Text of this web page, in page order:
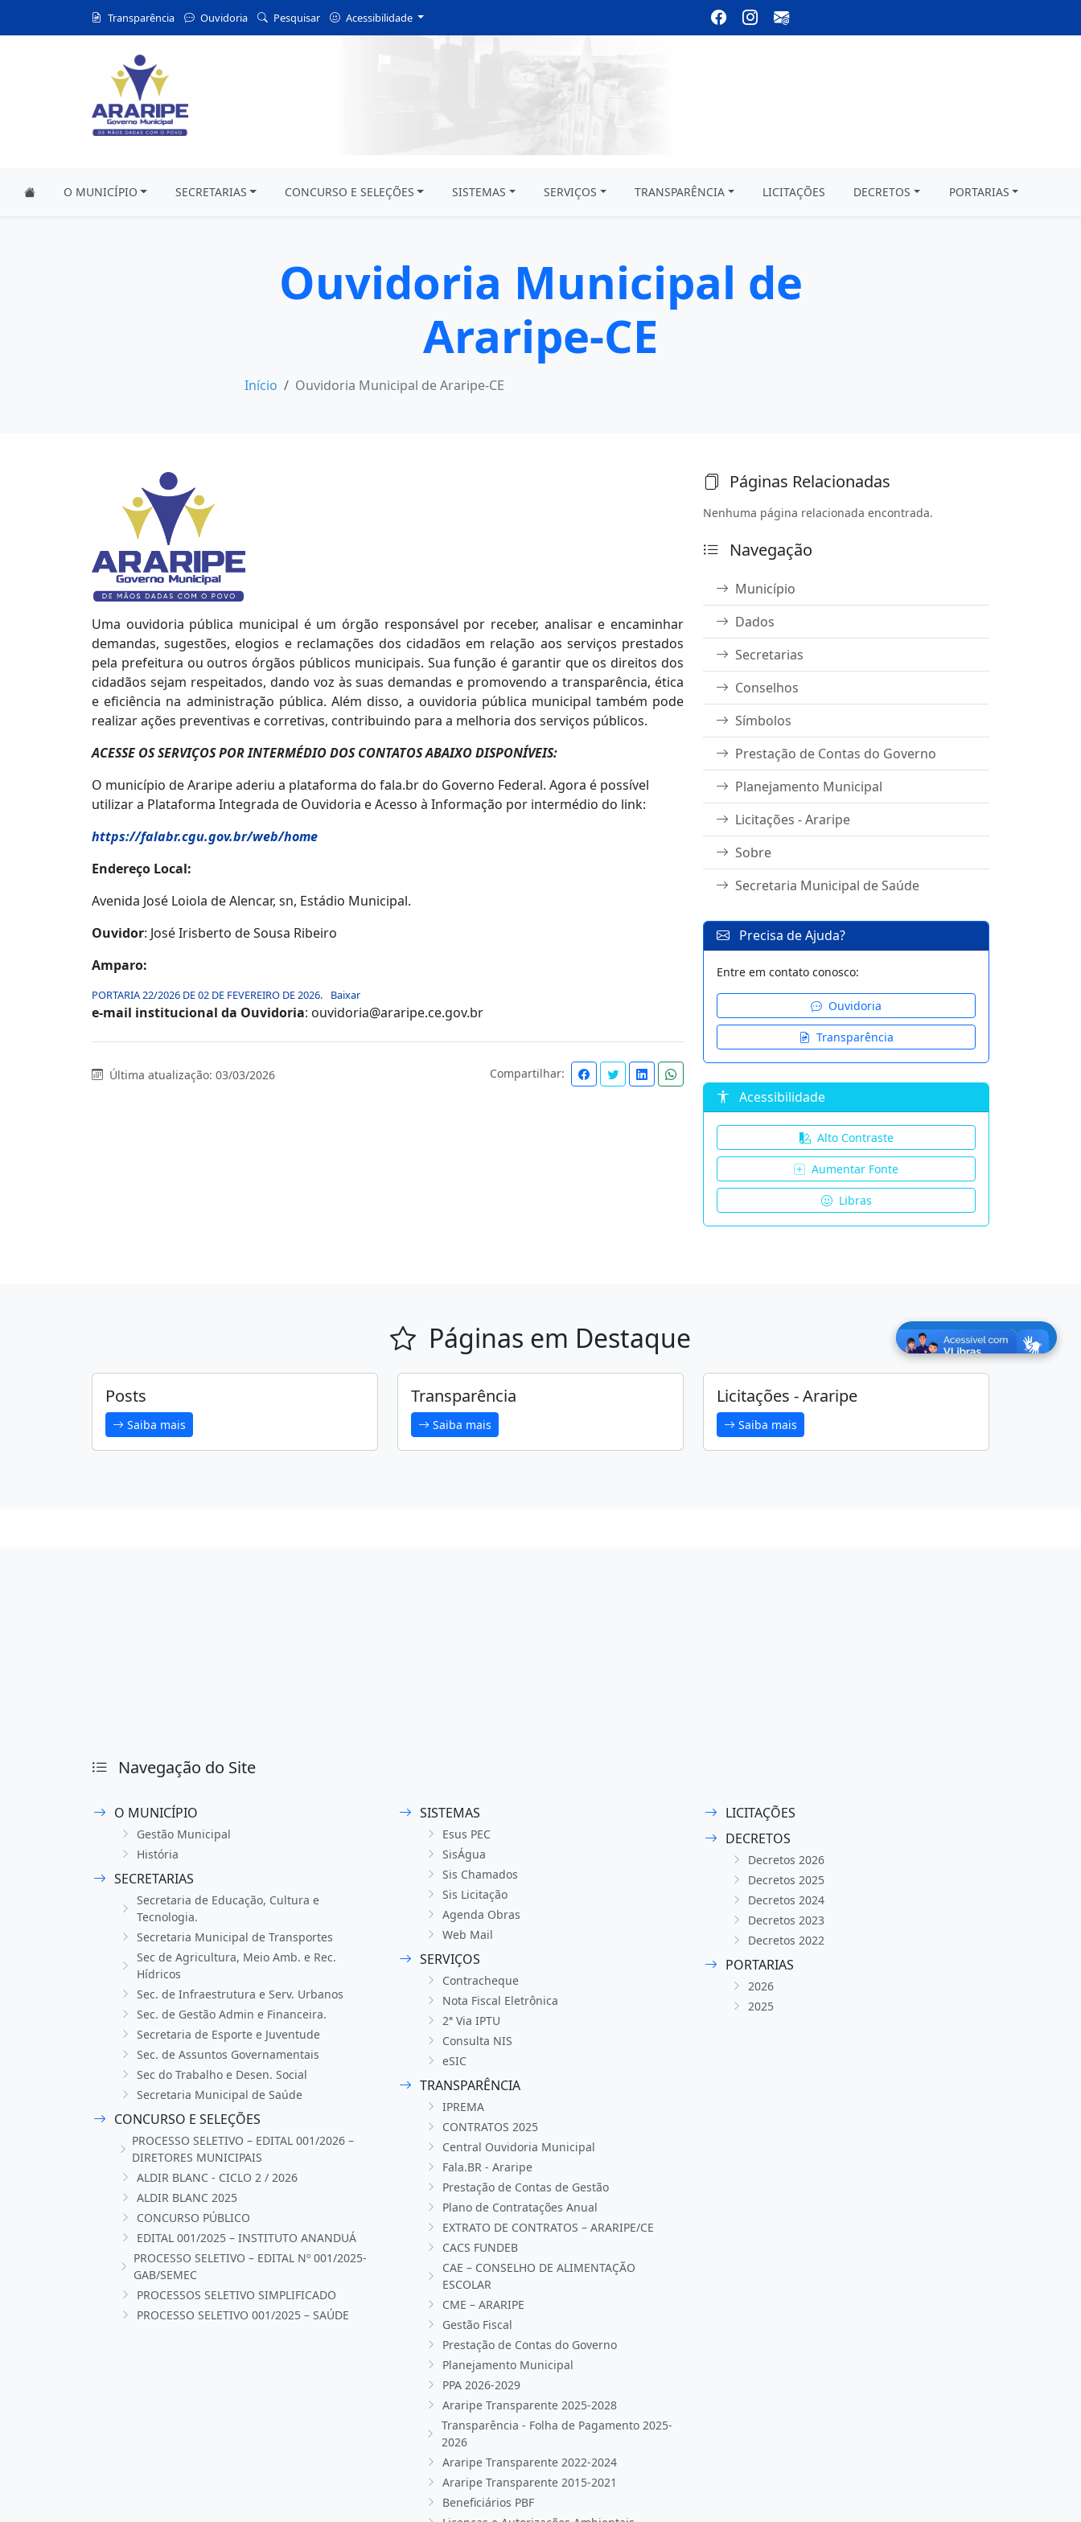
Transparência Ouvidoria Pesquisar Acessibilidade
O MUNICÍPIO SECRETARIAS CONCURSO E SELEÇÕES SISTEMAS SERVIÇOS TRANSPARÊNCIA LICITAÇÕES DECRETOS PORTARIAS
Ouvidoria Municipal de
Araripe-CE
Início Ouvidoria Municipal de Araripe-CE
Uma ouvidoria pública municipal é um órgão responsável por receber, analisar e encaminhar
demandas, sugestões, elogios e reclamações dos cidadãos em relação aos serviços prestados
pela prefeitura ou outros órgãos públicos municipais. Sua função é garantir que os direitos dos
cidadãos sejam respeitados, dando voz às suas demandas e promovendo a transparência, ética
e eficiência na administração pública. Além disso, a ouvidoria pública municipal também pode
realizar ações preventivas e corretivas, contribuindo para a melhoria dos serviços públicos.
ACESSE OS SERVIÇOS POR INTERMÉDIO DOS CONTATOS ABAIXO DISPONÍVEIS:
O município de Araripe aderiu a plataforma do fala.br do Governo Federal. Agora é possível
utilizar a Plataforma Integrada de Ouvidoria e Acesso à Informação por intermédio do link:
https://falabr.cgu.gov.br/web/home
Endereço Local:
Avenida José Loiola de Alencar, sn, Estádio Municipal.
Ouvidor: José Irisberto de Sousa Ribeiro
Amparo:
PORTARIA 22/2026 DE 02 DE FEVEREIRO DE 2026. Baixar
e-mail institucional da Ouvidoria: ouvidoria@araripe.ce.gov.br
Última atualização: 03/03/2026 Compartilhar:
Páginas Relacionadas
Nenhuma página relacionada encontrada.
Navegação
Município
Dados
Secretarias
Conselhos
Símbolos
Prestação de Contas do Governo
Planejamento Municipal
Licitações - Araripe
Sobre
Secretaria Municipal de Saúde
Precisa de Ajuda?
Entre em contato conosco:
Ouvidoria
Transparência
Acessibilidade
Alto Contraste
Aumentar Fonte
Libras
Páginas em Destaque
Posts
Saiba mais
Transparência
Saiba mais
Licitações - Araripe
Saiba mais
Navegação do Site
O MUNICÍPIO
Gestão Municipal
História
SECRETARIAS
Secretaria de Educação, Cultura e
Tecnologia.
Secretaria Municipal de Transportes
Sec de Agricultura, Meio Amb. e Rec.
Hídricos
Sec. de Infraestrutura e Serv. Urbanos
Sec. de Gestão Admin e Financeira.
Secretaria de Esporte e Juventude
Sec. de Assuntos Governamentais
Sec do Trabalho e Desen. Social
Secretaria Municipal de Saúde
CONCURSO E SELEÇÕES
PROCESSO SELETIVO – EDITAL 001/2026 –
DIRETORES MUNICIPAIS
ALDIR BLANC - CICLO 2 / 2026
ALDIR BLANC 2025
CONCURSO PÚBLICO
EDITAL 001/2025 – INSTITUTO ANANDUÁ
PROCESSO SELETIVO – EDITAL Nº 001/2025-
GAB/SEMEC
PROCESSOS SELETIVO SIMPLIFICADO
PROCESSO SELETIVO 001/2025 – SAÚDE
SISTEMAS
Esus PEC
SisÁgua
Sis Chamados
Sis Licitação
Agenda Obras
Web Mail
SERVIÇOS
Contracheque
Nota Fiscal Eletrônica
2ª Via IPTU
Consulta NIS
eSIC
TRANSPARÊNCIA
IPREMA
CONTRATOS 2025
Central Ouvidoria Municipal
Fala.BR - Araripe
Prestação de Contas de Gestão
Plano de Contratações Anual
EXTRATO DE CONTRATOS – ARARIPE/CE
CACS FUNDEB
CAE – CONSELHO DE ALIMENTAÇÃO
ESCOLAR
CME – ARARIPE
Gestão Fiscal
Prestação de Contas do Governo
Planejamento Municipal
PPA 2026-2029
Araripe Transparente 2025-2028
Transparência - Folha de Pagamento 2025-
2026
Araripe Transparente 2022-2024
Araripe Transparente 2015-2021
Beneficiários PBF
LICITAÇÕES
DECRETOS
Decretos 2026
Decretos 2025
Decretos 2024
Decretos 2023
Decretos 2022
PORTARIAS
2026
2025